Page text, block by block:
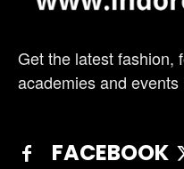
Get the latest fashion,
academies and
FACEBOOK